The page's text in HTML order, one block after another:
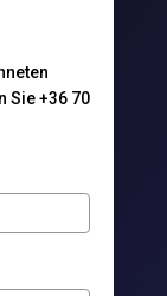
Sie +36 70